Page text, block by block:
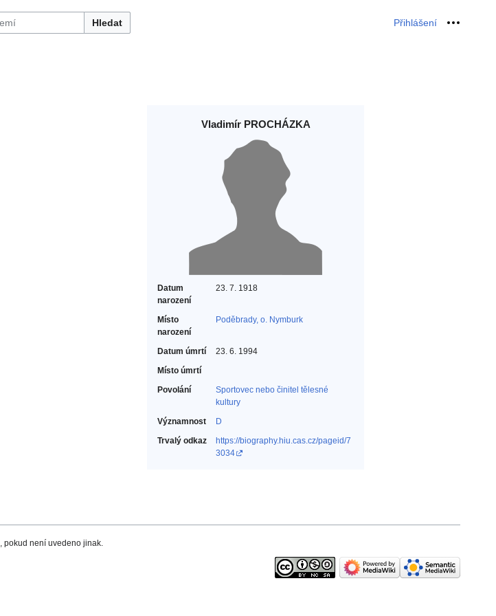
Hledat Přihlášení Osobní
Vladimír PROCHÁZKA
Datum
narození
23. 7. 1918
Místo
narození
Poděbrady, o. Nymburk
Datum úmrtí
23. 6. 1994
Místo úmrtí
Povolání
Sportovec nebo činitel tělesné
kultury‎
Významnost
D
Trvalý odkaz
https://biography.hiu.cas.cz/pageid/7
3034
, pokud není uvedeno jinak.